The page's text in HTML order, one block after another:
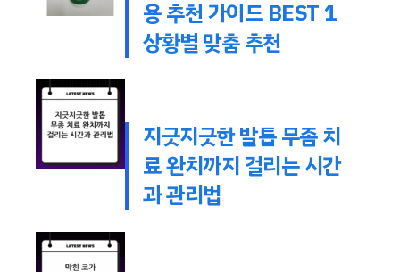
용 추천 가이드 BEST 1
상황별 맞춤 추천
지긋지긋한 발톱 무좀 치
료 완치까지 걸리는 시간
과 관리법